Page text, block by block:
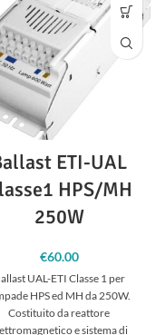
ETI-UAL
HPS/MH
250W
€60.00
UAL-ETI Classe 1 per
HPS ed MH da 250W.
Costituito da reattore
e sistema di